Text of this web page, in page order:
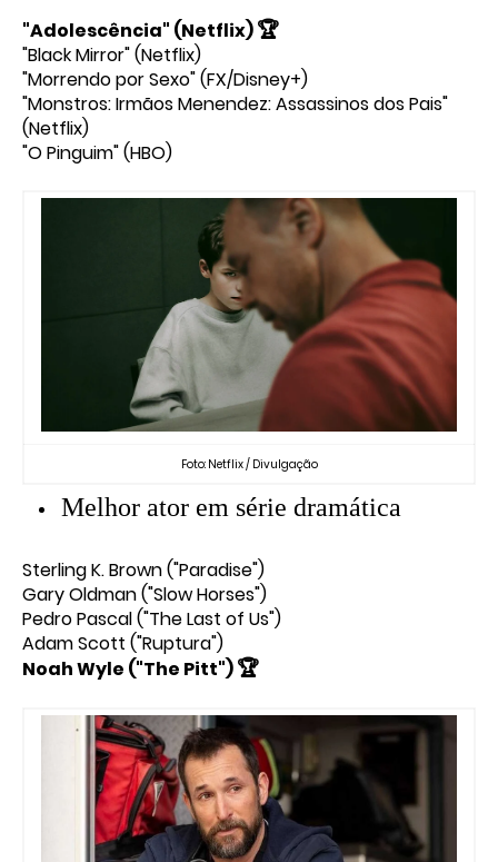
"Adolescência" (Netflix)🏆
"Black Mirror" (Netflix)
"Morrendo por Sexo" (FX/Disney+)
"Monstros: Irmãos Menendez: Assassinos dos Pais"
(Netflix)
"O Pinguim" (HBO)
Foto: Netflix / Divulgação
Melhor ator em série dramática
Sterling K. Brown ("Paradise")
Gary Oldman ("Slow Horses")
Pedro Pascal ("The Last of Us")
Adam Scott ("Ruptura")
Noah Wyle ("The Pitt")🏆